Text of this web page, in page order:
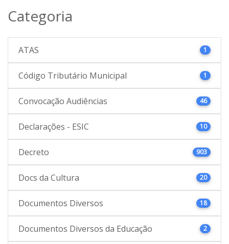
Categoria
ATAS 1
Código Tributário Municipal 1
Convocação Audiências 46
Declarações - ESIC 10
Decreto 903
Docs da Cultura 20
Documentos Diversos 18
Documentos Diversos da Educação 2